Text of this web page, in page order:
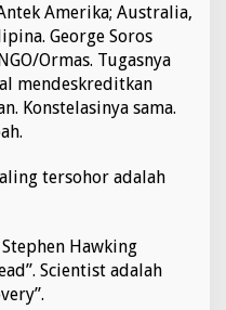
Amerika; Australia,
George Soros
Ormas. Tugasnya
mendeskreditkan
Konstelasinya sama.
tersohor adalah
Hawking
Scientist adalah